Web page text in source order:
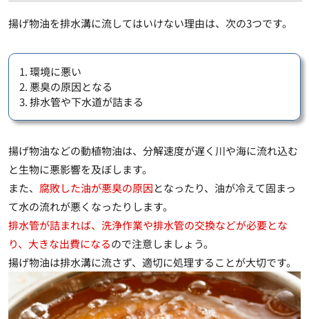
揚げ物油を排水溝に流してはいけない理由は、次の3つです。
1. 環境に悪い
2. 悪臭の原因となる
3. 排水管や下水道が詰まる
揚げ物油などの動植物油は、分解速度が遅く 川や海に流れ込む
と生物に悪影響を及ぼします。
また、 腐敗した油が悪臭の原因となったり、油が冷えて固まっ
て水の流れが悪くなったりします。
排水管が詰まれば、洗浄作業や排水管の交換などが必要とな
り、大きな出費になるので注意しましょう。
揚げ物油は排水溝に流さず、適切に処理することが大切です。